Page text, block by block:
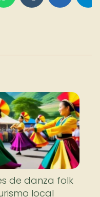
de danza folk
local